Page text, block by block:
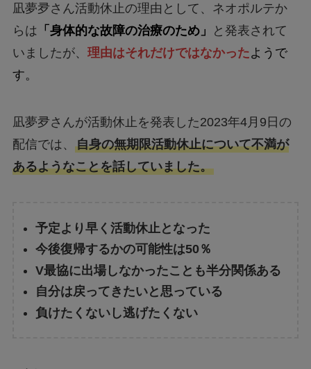
凪夢夛さん活動休止の理由として、ネオポルテか
らは 「身体的な故障の治療のため」
と発表されて
いましたが、 理由はそれだけではなかったようで
す。
凪夢夛さんが活動休止を発表した2023年4月9日の
配信では、 自身の無期限活動休止について不満が
あるようなことを話していました。
予定より早く活動休止となった
今後復帰するかの可能性は50％
V最協に出場しなかったことも半分関係ある
自分は戻ってきたいと思っている
負けたくないし逃げたくない